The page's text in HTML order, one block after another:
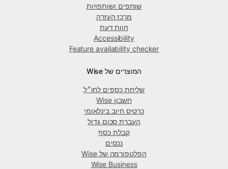
שותפים ושותפויות
מרכז העזרה
חוות דעת
Accessibility
Feature availability checker
המוצרים של Wise
שליחת כספים לחו״ל
חשבון Wise
כרטיס חיוב בינלאומי
העברת סכום גדול
קבלת כסף
נכסים
הפלטפורמה של Wise
Wise Business